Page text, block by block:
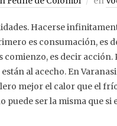
Hacerse
es consumación, es
comienzo, es decir acción.
al acecho. En
mejor el calor que el
puede ser la misma que si